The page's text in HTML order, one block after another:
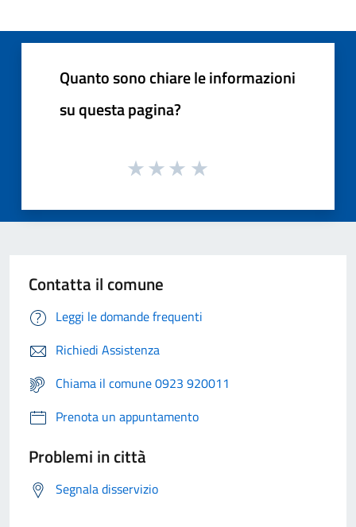
Quanto sono chiare le informazioni
su questa pagina?
Contatta il comune
Leggi le domande frequenti
Richiedi Assistenza
Chiama il comune 0923 920011
Prenota un appuntamento
Problemi in città
Segnala disservizio